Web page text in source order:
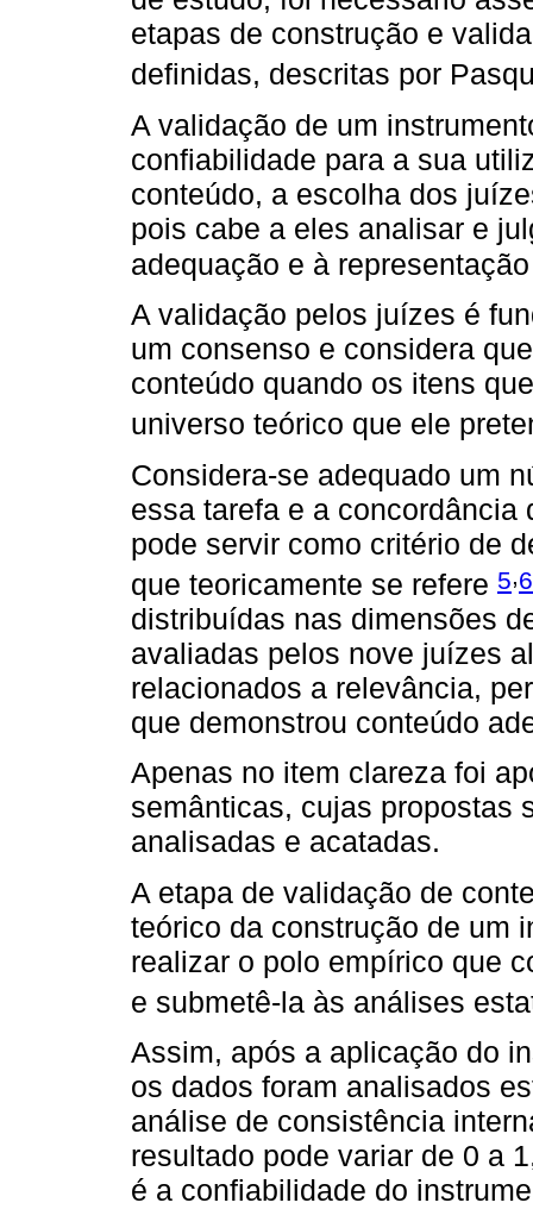
etapas de construção e
definidas, descritas por
A validação de um
confiabilidade para a sua
conteúdo, a escolha dos
pois cabe a eles analisar e
adequação e à
A validação pelos juízes é
um consenso e considera
conteúdo quando os itens
universo teórico que ele
Considera-se adequado um
essa tarefa e a
pode servir como critério de
que teoricamente se refere 5,6
distribuídas nas dimensões
avaliadas pelos nove juízes
relacionados a relevância,
que demonstrou conteúdo
Apenas no item clareza foi
semânticas, cujas propostas
analisadas e acatadas.
A etapa de validação de
teórico da construção de um
realizar o polo empírico que
e submetê-la às análises
Assim, após a aplicação do
os dados foram analisados
análise de consistência
resultado pode variar de 0 a
é a confiabilidade do